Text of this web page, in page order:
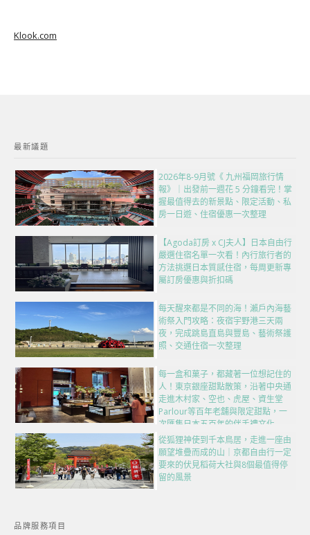
Klook.com
最新議題
2026年8-9月號《 九州福岡旅行情
報》｜出發前一週花 5 分鐘看完！掌
握最值得去的新景點、限定活動、私
房一日遊、住宿優惠一次整理
【Agoda訂房 x CJ夫人】日本自由行
嚴選住宿名單一次看！內行旅行者的
方法挑選日本質感住宿，每周更新專
屬訂房優惠與折扣碼
每天醒來都是不同的海！瀨戶內海藝
術祭入門攻略：夜宿宇野港三天兩
夜，完成跳島直島與豐島、藝術祭護
照、交通住宿一次整理
每一盒和菓子，都藏著一位想記住的
人！東京銀座甜點散策，沿著中央通
走進木村家、空也、虎屋、資生堂
Parlour等百年老舖與限定甜點，一
次匯集日本五百年的伴手禮文化
從狐狸神使到千本鳥居，走進一座由
願望堆疊而成的山｜京都自由行一定
要來的伏見稻荷大社與8個最值得停
留的風景
品牌服務項目